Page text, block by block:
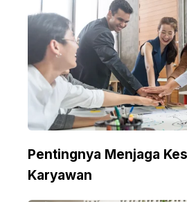
Pentingnya Menjaga
Karyawan